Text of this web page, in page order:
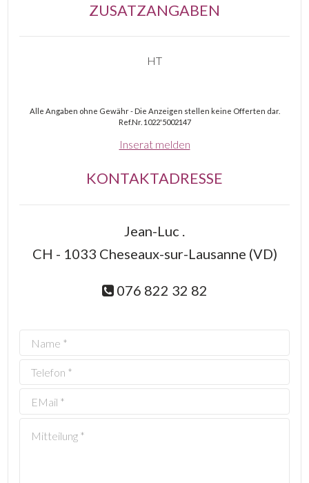
ZUSATZANGABEN
HT
Alle Angaben ohne Gewähr - Die Anzeigen stellen keine Offerten dar.
Ref.Nr. 1022'5002147
Inserat melden
KONTAKTADRESSE
Jean-Luc .
CH - 1033 Cheseaux-sur-Lausanne (VD)
076 822 32 82